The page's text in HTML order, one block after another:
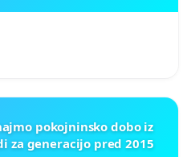
pokojninsko dobo iz
za generacijo pred 2015